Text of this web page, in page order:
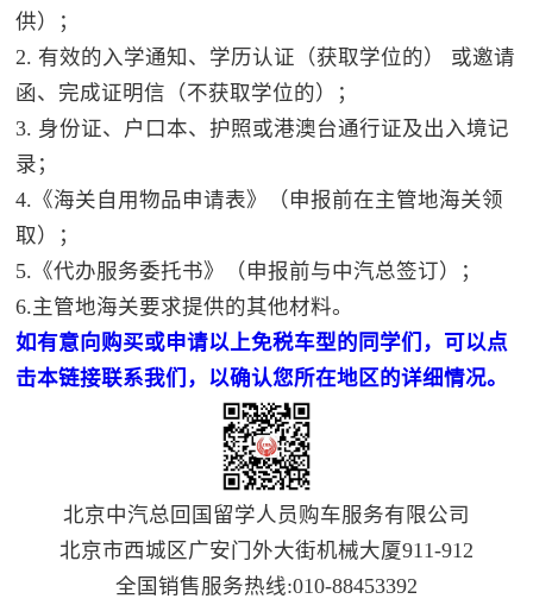
供）；
2. 有效的入学通知、学历认证（获取学位的） 或邀请
函、完成证明信（不获取学位的）；
3. 身份证、户口本、护照或港澳台通行证及出入境记
录；
4.《海关自用物品申请表》（申报前在主管地海关领
取）；
5.《代办服务委托书》（申报前与中汽总签订）；
6.主管地海关要求提供的其他材料。
如有意向购买或申请以上免税车型的同学们，可以点
击本链接联系我们，以确认您所在地区的详细情况。
北京中汽总回国留学人员购车服务有限公司
北京市西城区广安门外大街机械大厦911-912
全国销售服务热线:010-88453392